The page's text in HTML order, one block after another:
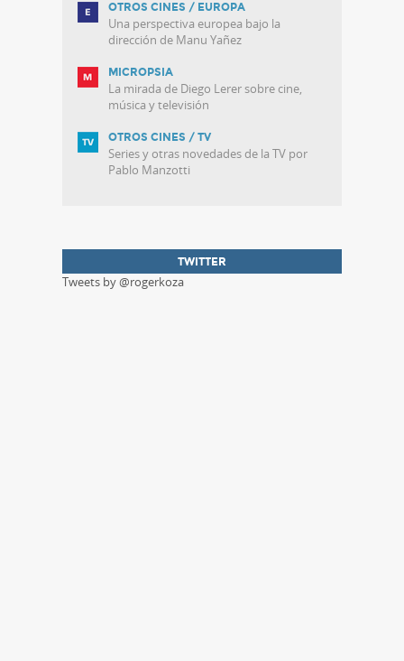
OTROS CINES / EUROPA
Una perspectiva europea bajo la
dirección de Manu Yañez
MICROPSIA
La mirada de Diego Lerer sobre cine,
música y televisión
OTROS CINES / TV
Series y otras novedades de la TV por
Pablo Manzotti
TWITTER
Tweets by @rogerkoza